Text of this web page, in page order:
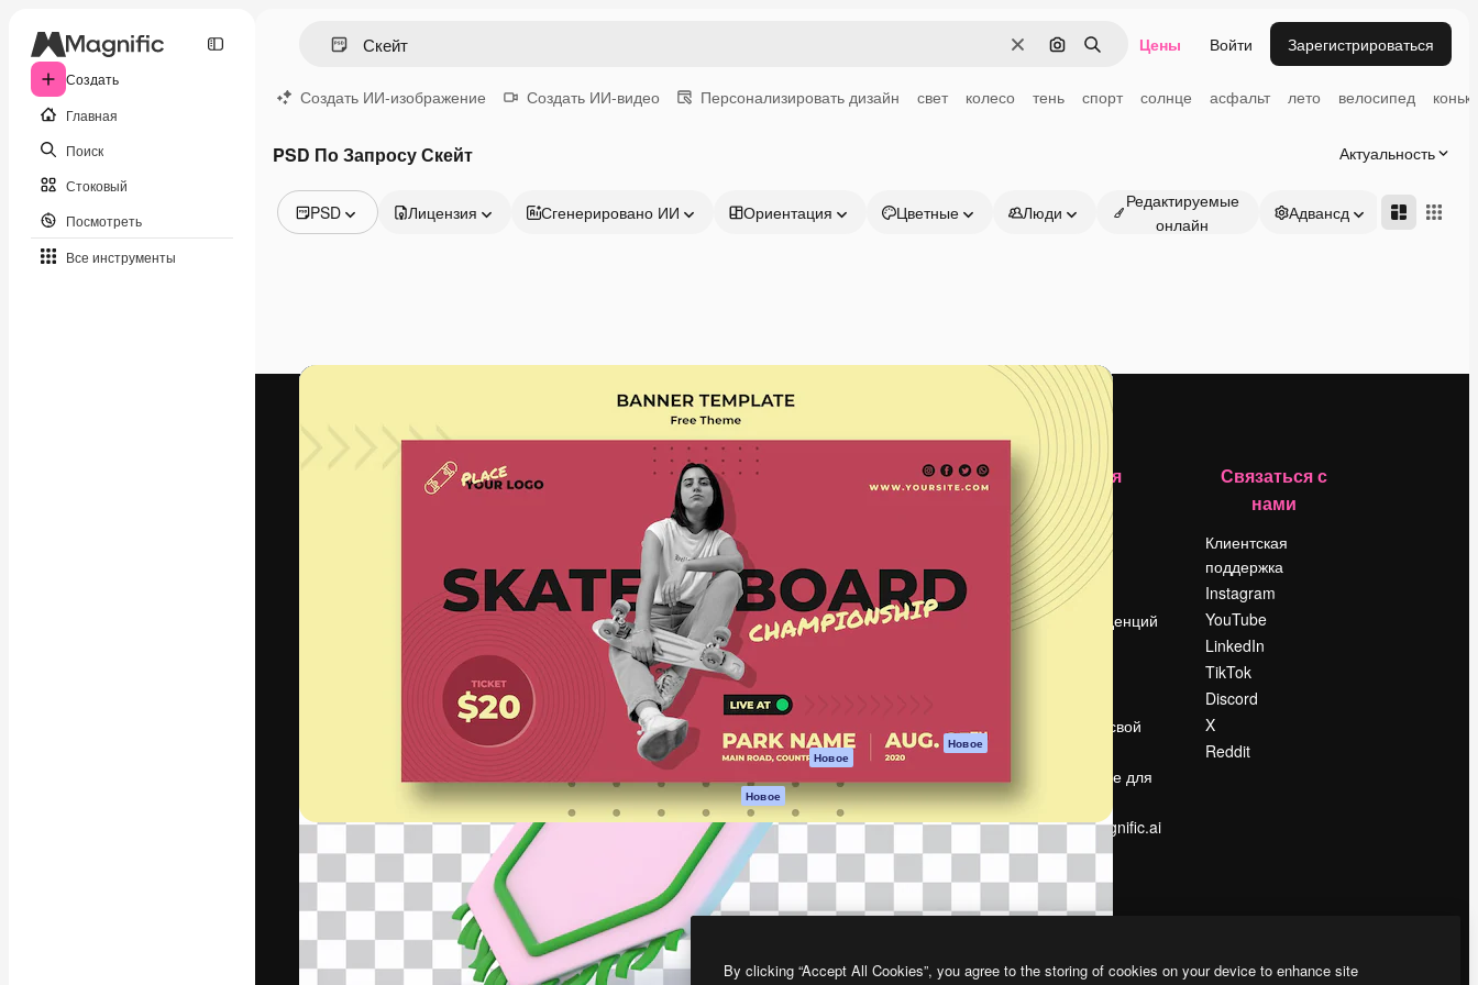
Создать
Главная
Поиск
Стоковый
Посмотреть
Все инструменты
ОчиститьПоиск по изображению
Поиск Цены Войти Зарегистрироваться
Создать ИИ-изображение Создать ИИ-видео Персонализировать дизайн свет колесо тень спорт солнце асфальт лето велосипед
PSD По Запросу Скейт Актуальность
PSD
Видео
Иконки
3D-модели
Лицензия Сгенерировано ИИ Ориентация Цветные Люди
Редактируемые
онлайн
Адвансд
ваших лучших работ. Более 1 миллиона
предприятий, агентств и студий.
Pусский
Продукция
Spaces
ИИ-помощник
Генератор
изображений ИИ
Генератор видео
ИИ
Генератор голоса
на основе ИИ
Стоковый контент
MCP для
Claude/ChatGPT
Новое
Агенты Новое
API
Мобильное
приложение
Все инструменты
Magnific
Начать
Пакету ИИ
Служба
поддержки
Оригиналы Новое
cookie
Центр доверия
Компания
Цены
О нас
Reviews
Вакансии
Поиск тенденций
Продайте свой
Помещение для
Ищете magnific.ai
Связаться с
нами
Клиентская
поддержка
Instagram
YouTube
LinkedIn
TikTok
Discord
X
Reddit
By clicking “Accept All Cookies”, you agree to the storing of cookies on your device to enhance site